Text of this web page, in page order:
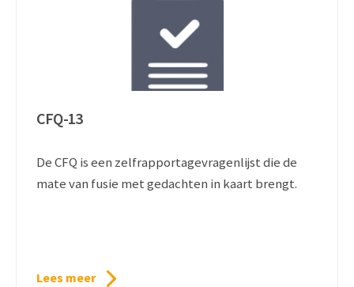
CFQ-13
De CFQ is een zelfrapportagevragenlijst die de
mate van fusie met gedachten in kaart brengt.
Lees meer